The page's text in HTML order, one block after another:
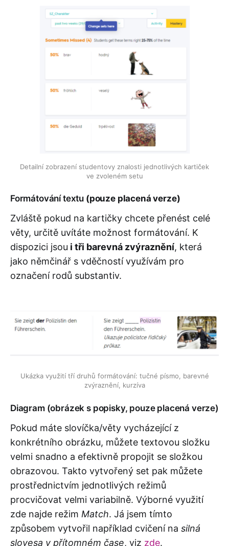
Detailní zobrazení studentovy znalosti jednotlivých kartiček
ve zvoleném setu
Formátování textu (pouze placená verze)
Zvláště pokud na kartičky chcete přenést celé
věty, určitě uvítáte možnost formátování. K
dispozici jsou i tři barevná zvýraznění, která
jako němčinář s vděčností využívám pro
označení rodů substantiv.
Ukázka využití tří druhů formátování: tučné písmo, barevné
zvýraznění, kurzíva
Diagram (obrázek s popisky, pouze placená verze)
Pokud máte slovíčka/věty vycházející z
konkrétního obrázku, můžete textovou složku
velmi snadno a efektivně propojit se složkou
obrazovou. Takto vytvořený set pak můžete
prostřednictvím jednotlivých režimů
procvičovat velmi variabilně. Výborné využití
zde najde režim Match. Já jsem tímto
způsobem vytvořil například cvičení na silná
slovesa v přítomném čase, viz zde.